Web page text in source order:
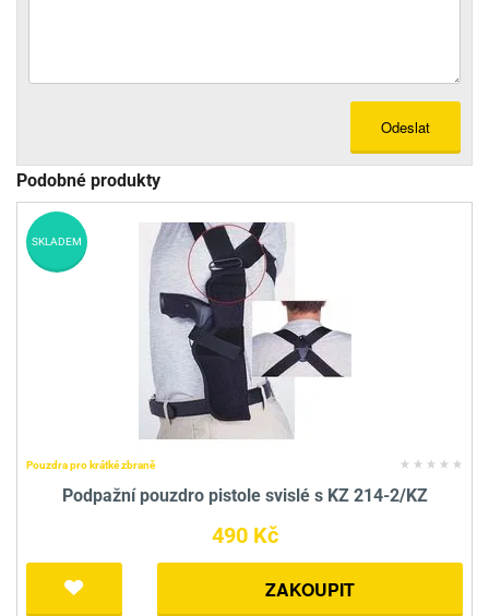
Odeslat
Podobné produkty
Pouzdra pro krátké zbraně
Podpažní pouzdro pistole svislé s KZ 214-2/KZ
490 Kč
ZAKOUPIT
SKLADEM